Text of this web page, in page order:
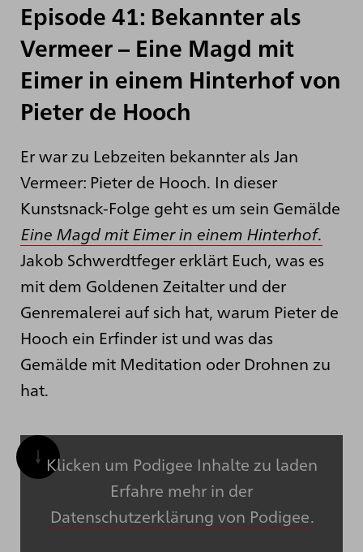
Episode 41: Bekannter als
Vermeer – Eine Magd mit
Eimer in einem Hinterhof von
Pieter de Hooch
Er war zu Lebzeiten bekannter als Jan
Vermeer: Pieter de Hooch. In dieser
Kunstsnack-Folge geht es um sein Gemälde
Eine Magd mit Eimer in einem Hinterhof.
Jakob Schwerdtfeger erklärt Euch, was es
mit dem Goldenen Zeitalter und der
Genremalerei auf sich hat, warum Pieter de
Hooch ein Erfinder ist und was das
Gemälde mit Meditation oder Drohnen zu
hat.
Klicken um Podigee Inhalte zu laden
Erfahre mehr in der
Datenschutzerklärung von Podigee.